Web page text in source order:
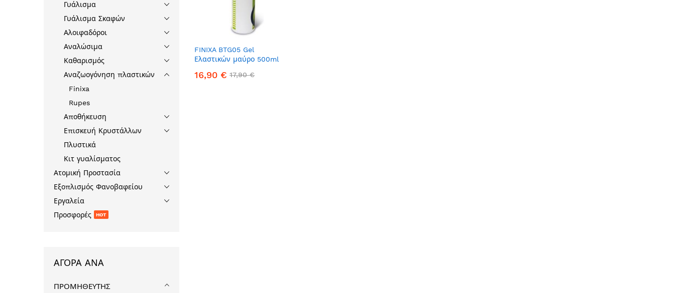
FINIXA BTG05 Gel
Ελαστικών μαύρο 500ml
16,90 € 17,90 €
Γυάλισμα
Γυάλισμα Σκαφών
Αλοιφαδόροι
Αναλώσιμα
Καθαρισμός
Αναζωογόνηση πλαστικών
Finixa
Rupes
Αποθήκευση
Επισκευή Κρυστάλλων
Πλυστικά
Κιτ γυαλίσματος
Ατομική Προστασία
Εξοπλισμός Φανοβαφείου
Εργαλεία
Προσφορές
HOT
ΑΓΟΡΆ ΑΝΆ
ΠΡΟΜΗΘΕΥΤΉΣ